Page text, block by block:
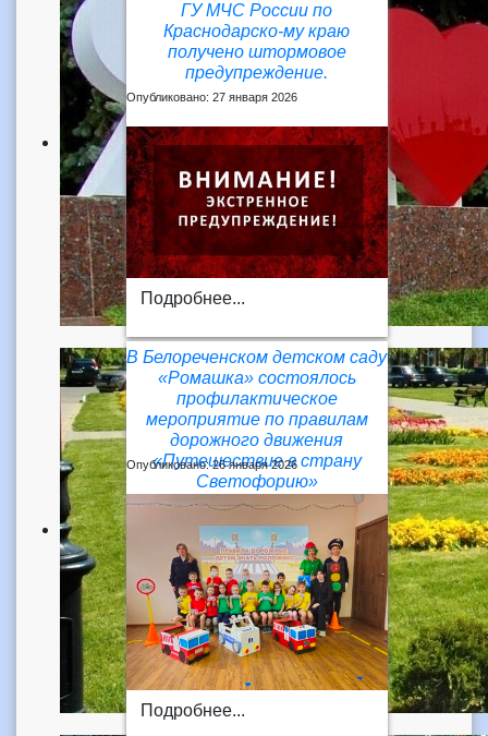
ГУ МЧС России по
Краснодарско-му краю
получено штормовое
предупреждение.
Опубликовано: 27 января 2026
Подробнее...
В Белореченском детском саду
«Ромашка» состоялось
профилактическое
мероприятие по правилам
дорожного движения
«Путешествие в страну
Светофорию»
Опубликовано: 26 января 2026
Подробнее...